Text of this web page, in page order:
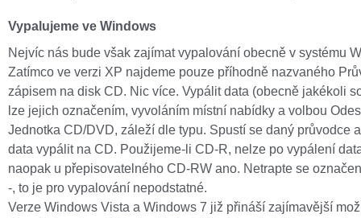
Vypalujeme ve Windows
Nejvíc nás bude však zajímat vypalování obecně v systému
Zatímco ve verzi XP najdeme pouze příhodně nazvaného
zápisem na disk CD. Nic více. Vypálit data (obecně jakékoli
lze jejich označením, vyvoláním místní nabídky a volbou
Jednotka CD/DVD, záleží dle typu. Spustí se daný průvodce
data vypálit na CD. Použijeme-li CD-R, nelze po vypálení
naopak u přepisovatelného CD-RW ano. Netrapte se
-, to je pro vypalování nepodstatné.
Verze Windows Vista a Windows 7 již přináší zajímavější